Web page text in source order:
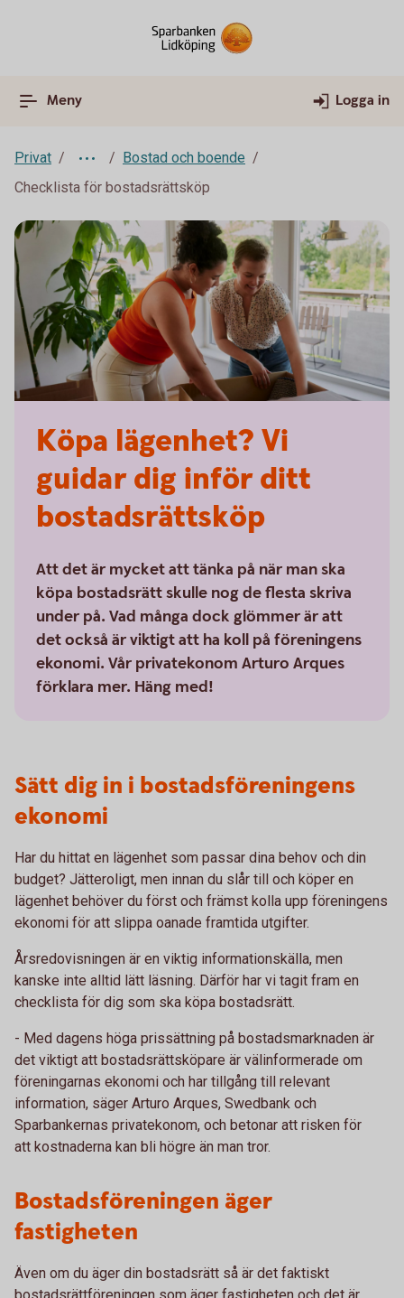
Meny Logga in
Privat
Bostad och boende
Checklista för bostadsrättsköp
Köpa lägenhet? Vi
guidar dig inför ditt
bostadsrättsköp
Att det är mycket att tänka på när man ska
köpa bostadsrätt skulle nog de flesta skriva
under på. Vad många dock glömmer är att
det också är viktigt att ha koll på föreningens
ekonomi. Vår privatekonom Arturo Arques
förklara mer. Häng med!
Sätt dig in i bostadsföreningens
ekonomi
Har du hittat en lägenhet som passar dina behov och din
budget? Jätteroligt, men innan du slår till och köper en
lägenhet behöver du först och främst kolla upp föreningens
ekonomi för att slippa oanade framtida utgifter.
Årsredovisningen är en viktig informationskälla, men
kanske inte alltid lätt läsning. Därför har vi tagit fram en
checklista för dig som ska köpa bostadsrätt.
- Med dagens höga prissättning på bostadsmarknaden är
det viktigt att bostadsrättsköpare är välinformerade om
föreningarnas ekonomi och har tillgång till relevant
information, säger Arturo Arques, Swedbank och
Sparbankernas privatekonom, och betonar att risken för
att kostnaderna kan bli högre än man tror.
Bostadsföreningen äger
fastigheten
Även om du äger din bostadsrätt så är det faktiskt